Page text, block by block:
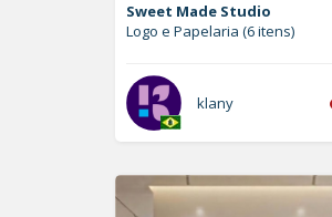
Sweet Made Studio
Logo e Papelaria (6 itens)
klany